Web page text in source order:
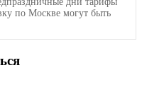
по Москве могут быть